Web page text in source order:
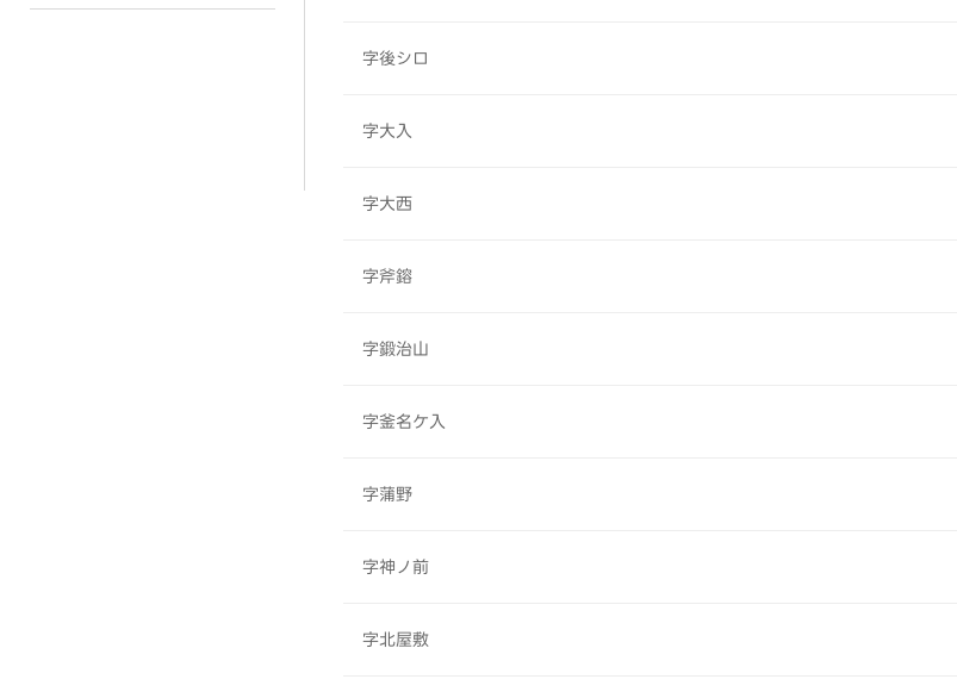
字後シロ
字大入
字大西
字斧鎔
字鍛治山
字釜名ケ入
字蒲野
字神ノ前
字北屋敷